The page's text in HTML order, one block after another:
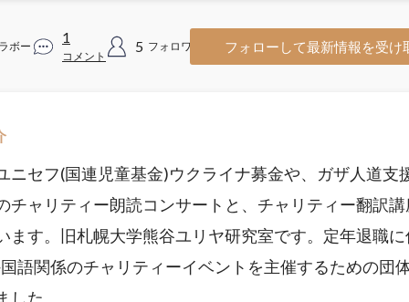
ボー
1
コメント
5 フォロワー フォローして最新情報を受け
ニセフ(国連児童基金)ウクライナ募金や、ガザ人道支
チャリティー朗読コンサートと、チャリティー翻訳
ます。旧札幌大学熊谷ユリヤ研究室です。定年退職
語関係のチャリティーイベントを主催するための団
した。